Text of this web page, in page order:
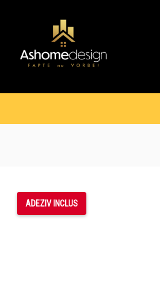
ADEZIV INCLUS